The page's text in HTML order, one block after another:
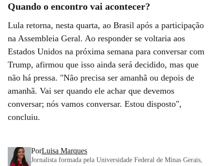
Quando o encontro vai acontecer?
Lula retorna, nesta quarta, ao Brasil após a participação
na Assembleia Geral. Ao responder se voltaria aos
Estados Unidos na próxima semana para conversar com
Trump, afirmou que isso ainda será decidido, mas que
não há pressa. "Não precisa ser amanhã ou depois de
amanhã. Vai ser quando ele achar que devemos
conversar; nós vamos conversar. Estou disposto",
concluiu.
PorLuisa Marques
Jornalista formada pela Universidade Federal de Minas Gerais,